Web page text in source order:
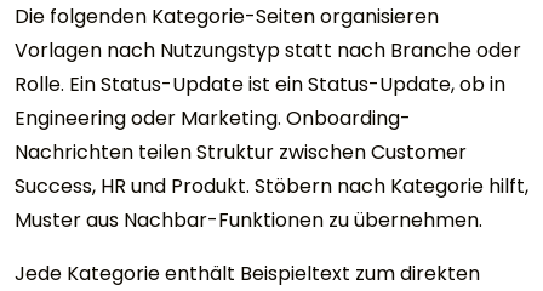
Die folgenden Kategorie-Seiten organisieren
Vorlagen nach Nutzungstyp statt nach Branche oder
Rolle. Ein Status-Update ist ein Status-Update, ob in
Engineering oder Marketing. Onboarding-
Nachrichten teilen Struktur zwischen Customer
Success, HR und Produkt. Stöbern nach Kategorie hilft,
Muster aus Nachbar-Funktionen zu übernehmen.
Jede Kategorie enthält Beispieltext zum direkten